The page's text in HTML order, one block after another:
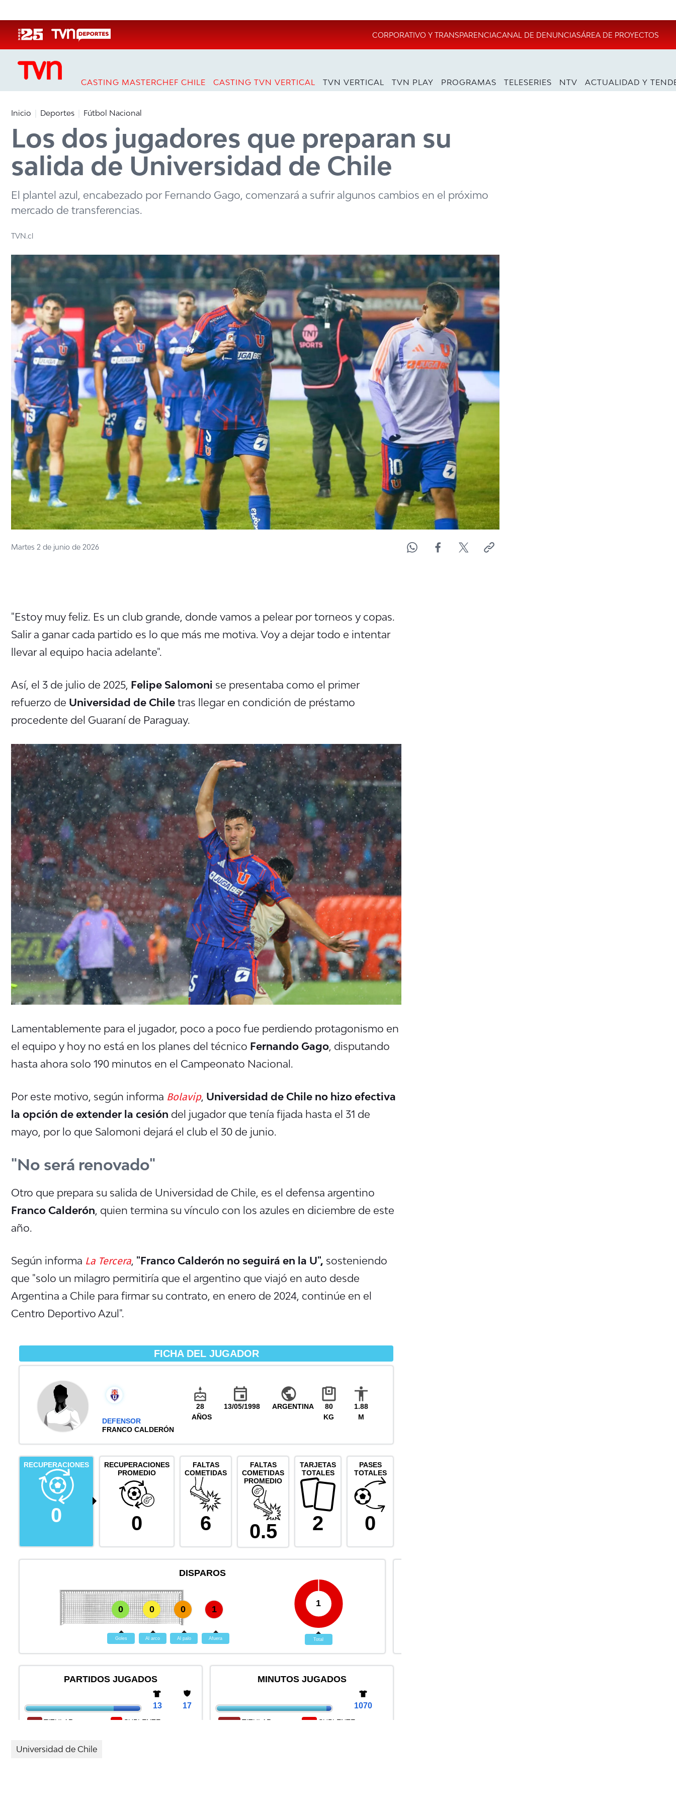
CORPORATIVO Y TRANSPARENCIACANAL DE DENUNCIASÁREA DE PROYECTOS
CASTING MASTERCHEF CHILE CASTING TVN VERTICAL TVN VERTICAL TVN PLAY PROGRAMAS TELESERIES NTV ACTUALIDAD Y
Inicio Deportes Fútbol Nacional
Los dos jugadores que preparan su
salida de Universidad de Chile
El plantel azul, encabezado por Fernando Gago, comenzará a sufrir algunos cambios en el próximo
mercado de transferencias.
TVN.cl
Martes 2 de junio de 2026
"Estoy muy feliz. Es un club grande, donde vamos a pelear por torneos y copas
Salir a ganar cada partido es lo que más me motiva. Voy a dejar todo e intentar
llevar al equipo hacia adelante".
Así, el 3 de julio de 2025, Felipe Salomoni se presentaba como el primer
refuerzo de Universidad de Chile tras llegar en condición de préstamo
procedente del Guaraní de Paraguay.
Lamentablemente para el jugador, poco a poco fue perdiendo protagonismo en
el equipo y hoy no está en los planes del técnico Fernando Gago , disputando
hasta ahora solo 190 minutos en el Campeonato Nacional.
Por este motivo, según informa Bolavip, Universidad de Chile no hizo efectiva
la opción de extender la cesión del jugador que tenía fijada hasta el 31 de
mayo, por lo que Salomoni dejará el club el 30 de junio.
"No será renovado"
Otro que prepara su salida de Universidad de Chile, es el defensa argentino
Franco Calderón , quien termina su vínculo con los azules en diciembre de este
año.
Según informa La Tercera "Franco Calderón no seguirá en la U", sosteniendo
que "solo un milagro permitiría que el argentino que viajó en auto desde
Argentina a Chile para firmar su contrato, en enero de 2024, continúe en el
Centro Deportivo Azul".
Universidad de Chile